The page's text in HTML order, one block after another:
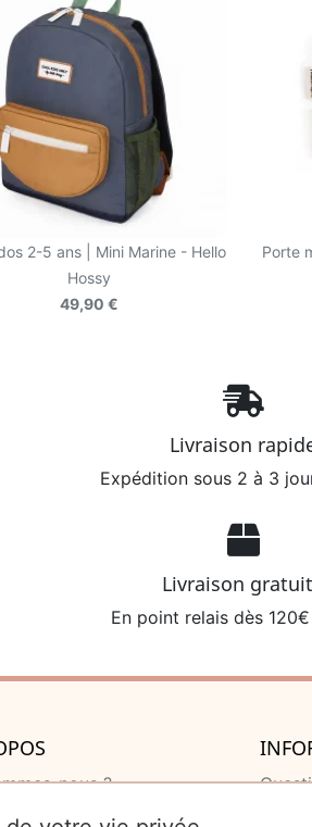
2-5 ans | Mini Marine - Hello
Hossy
49,90 €
Porte
Livraison
Expédition sous 2 à 3
Livraison
En point relais dès
nous ?